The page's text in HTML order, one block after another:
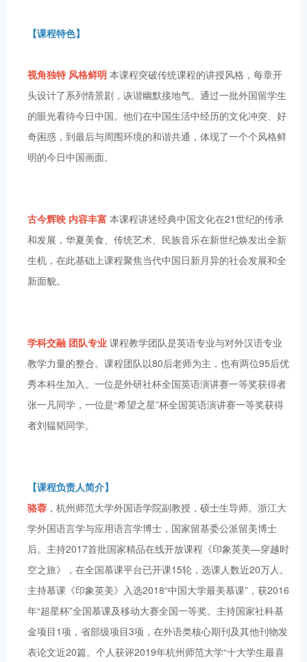
【课程特色】
视角独特 风格鲜明 本课程突破传统课程的讲授风格，每章开
头设计了系列情景剧，诙谐幽默接地气。通过一批外国留学生
的眼光看待今日中国。他们在中国生活中经历的文化冲突、好
奇困惑，到最后与周围环境的和谐共通，体现了一个个风格鲜
明的今日中国画面。
古今辉映 内容丰富 本课程讲述经典中国文化在21世纪的传承
和发展，华夏美食、传统艺术、民族音乐在新世纪焕发出全新
生机，在此基础上课程聚焦当代中国日新月异的社会发展和全
新面貌。
学科交融 团队专业 课程教学团队是英语专业与对外汉语专业
教学力量的整合。课程团队以80后老师为主，也有两位95后优
秀本科生加入。一位是外研社杯全国英语演讲赛一等奖获得者
张一凡同学，一位是“希望之星”杯全国英语演讲赛一等奖获得
者刘韫韬同学。
【课程负责人简介】
骆蓉 ，杭州师范大学外国语学院副教授，硕士生导师。浙江大
学外国语言学与应用语言学博士，国家留基委公派留美博士
后。主持2017首批国家精品在线开放课程《印象英美—穿越时
空之旅》，在全国慕课平台已开课15轮，选课人数近20万人。
主持慕课《印象英美》入选2018“中国大学最美慕课”，获2016
年“超星杯”全国慕课及移动大赛全国一等奖。主持国家社科基
金项目1项，省部级项目3项，在外语类核心期刊及其他刊物发
表论文近20篇。个人获评2019年杭州师范大学“十大学生最喜